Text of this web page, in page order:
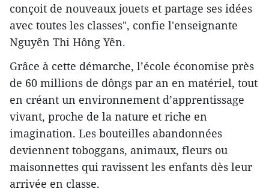
conçoit de nouveaux jouets et partage ses idées
avec toutes les classes", confie l'enseignante
Nguyên Thi Hông Yên.
Grâce à cette démarche, l’école économise près
de 60 millions de dôngs par an en matériel, tout
en créant un environnement d’apprentissage
vivant, proche de la nature et riche en
imagination. Les bouteilles abandonnées
deviennent toboggans, animaux, fleurs ou
maisonnettes qui ravissent les enfants dès leur
arrivée en classe.